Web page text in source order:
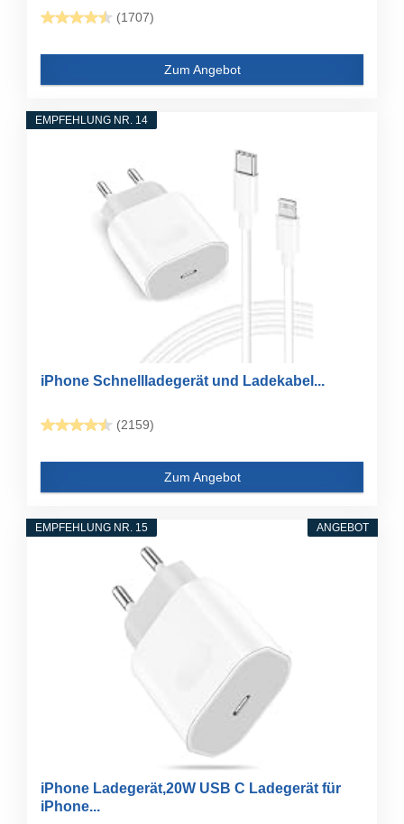
(1707)
Zum Angebot
EMPFEHLUNG NR. 14
iPhone Schnellladegerät und Ladekabel...
(2159)
Zum Angebot
ANGEBOT
EMPFEHLUNG NR. 15
iPhone Ladegerät,20W USB C Ladegerät für
iPhone...